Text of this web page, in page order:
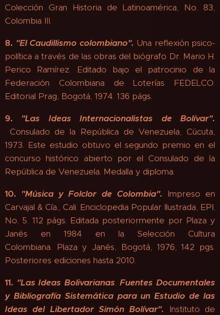
Colección Gran Historia de Latinoamérica, No. 83,
Colombia III.
8. "El Caudillismo colombiano". Una reflexión psico-
política a través de las obras del biógrafo Dr. Mario H.
Perico Ramírez. Editado bajo el patrocinio de la
Federación Colombiana de Loterías FEDELCO.
Editorial Prag, Bogotá, 1974. 136 págs.
9. "Las Ideas Internacionalistas de Bolívar".
Consulado de la República de Venezuela, Cúcuta,
1973. Este estudio obtuvo el segundo premio en el
concurso histórico abierto por el Consulado de la
República de Venezuela. Medalla y diploma.
10. "Música y Folclor de Colombia". Impreso en
Carvajal & Cía., Cali. Enciclopedia Popular Ilustrada, EPI.
No. 5. 112 págs. Editada posteriormente por Plaza y
Janés en 1984 en la Selección Cultura
Colombiana. Plaza y Janés, Bogotá, 1976, 142 pgs.
Posteriores ediciones hasta 2010.
11. "Las Ideas Bolivarianas.Fuentes Documentales
y Bibliografía Sistemática para un Estudio de las
Ideas del Libertador Simón Bolívar".
Instituto de